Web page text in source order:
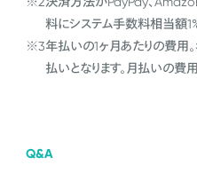
料にシステム手数料相当額
※3年払いの1ヶ月あたりの費用
払いとなります。月払いの費
Q&A